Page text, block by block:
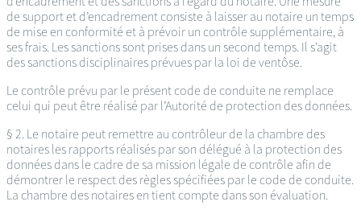
de support et d’encadrement consiste à laisser au notaire un temps
de mise en conformité et à prévoir un contrôle supplémentaire, à
ses frais. Les sanctions sont prises dans un second temps. Il s’agit
des sanctions disciplinaires prévues par la loi de ventôse.
Le contrôle prévu par le présent code de conduite ne remplace
celui qui peut être réalisé par l’Autorité de protection des données.
§ 2. Le notaire peut remettre au contrôleur de la chambre des
notaires les rapports réalisés par son délégué à la protection des
données dans le cadre de sa mission légale de contrôle afin de
démontrer le respect des règles spécifiées par le code de conduite.
La chambre des notaires en tient compte dans son évaluation.